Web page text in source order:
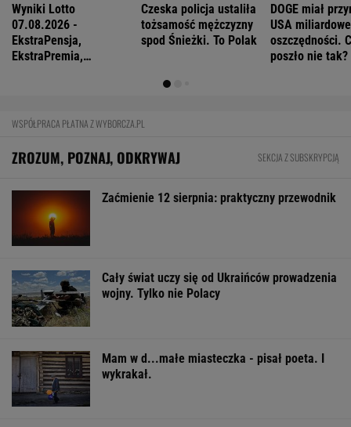
Wyniki Lotto
07.08.2026 -
EkstraPensja,
EkstraPremia,
Czeska policja ustaliła
tożsamość mężczyzny
spod Śnieżki. To Polak
DOGE miał
USA miliardowe
oszczędności.
poszło nie tak?
WSPÓŁPRACA PŁATNA Z WYBORCZA.PL
ZROZUM, POZNAJ, ODKRYWAJ SEKCJA Z SUBSKRYPCJĄ
Zaćmienie 12 sierpnia: praktyczny przewodnik
Cały świat uczy się od Ukraińców prowadzenia
wojny. Tylko nie Polacy
Mam w d...małe miasteczka - pisał poeta. I
wykrakał.